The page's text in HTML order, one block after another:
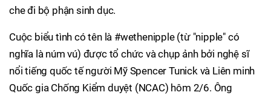
che đi bộ phận sinh dục.
Cuộc biểu tình có tên là #wethenipple (từ "nipple" có
nghĩa là núm vú) được tổ chức và chụp ảnh bởi nghệ sĩ
nổi tiếng quốc tế người Mỹ Spencer Tunick và Liên minh
Quốc gia Chống Kiểm duyệt (NCAC) hôm 2/6. Ông